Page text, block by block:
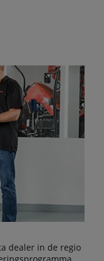
dealer in de regio